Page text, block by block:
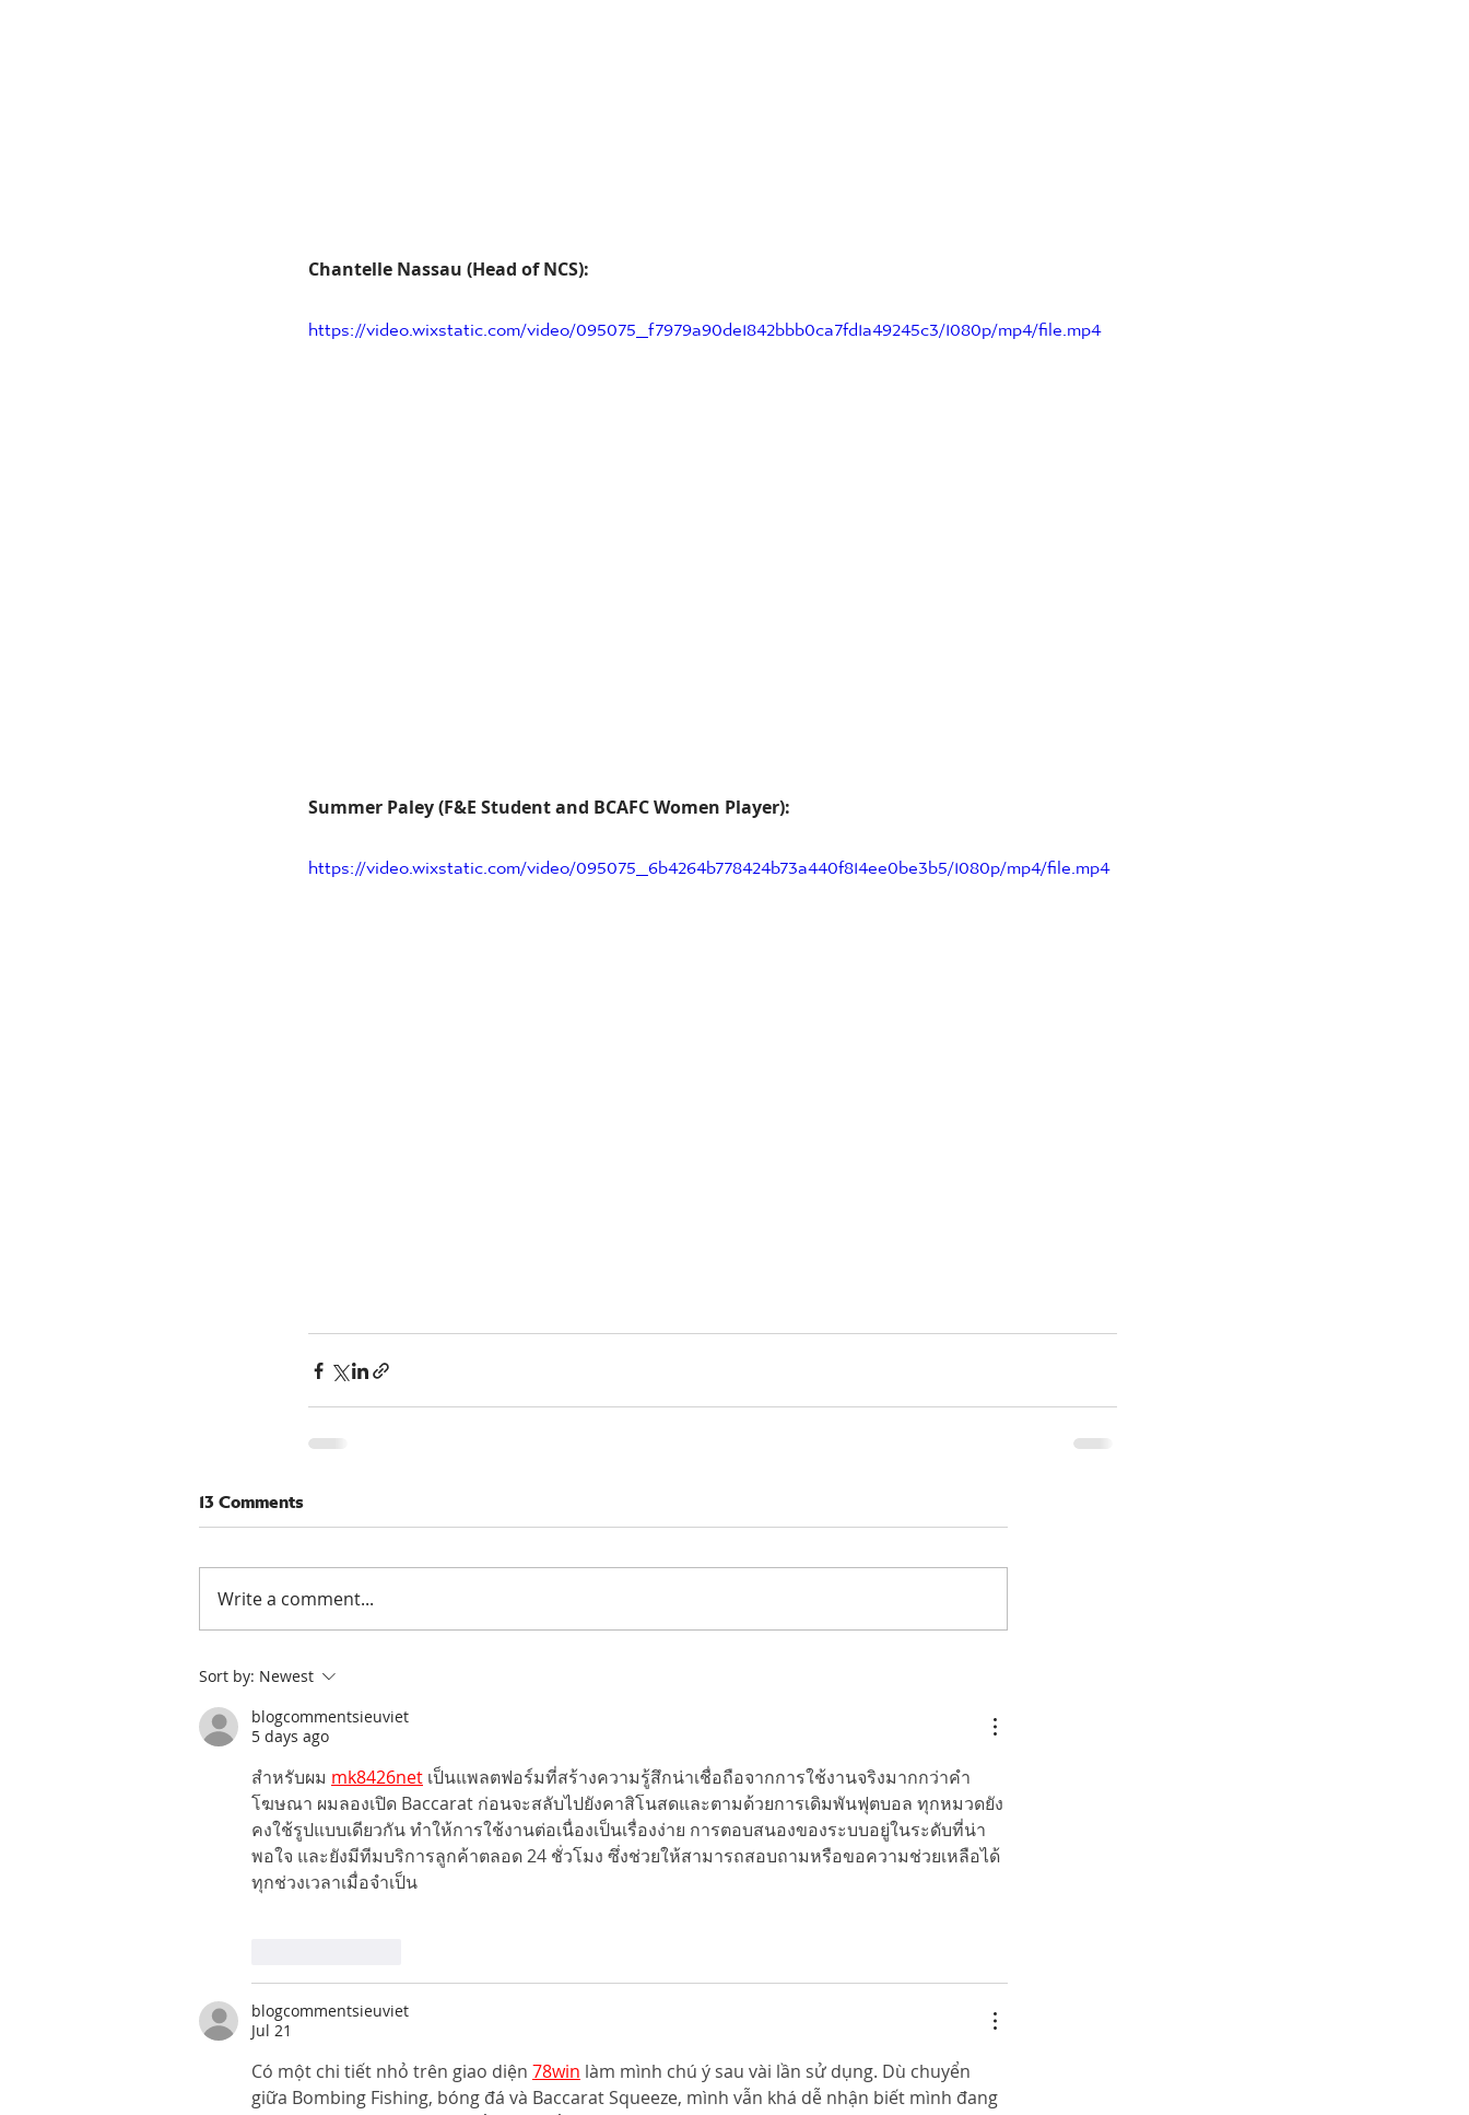
Chantelle Nassau (Head of NCS):
https://video.wixstatic.com/video/095075_f7979a90de1842bbb0ca7fd1a49245c3/1080p/mp4/file.mp4
Summer Paley (F&E Student and BCAFC Women Player):
https://video.wixstatic.com/video/095075_6b4264b778424b73a440f814ee0be3b5/1080p/mp4/file.mp4
13 Comments
Write a comment...
Sort by: Newest
blogcommentsieuviet
5 days ago
สำหรับผม mk8426net เป็นแพลตฟอร์มที่สร้างความรู้สึกน่าเชื่อถือจากการใช้งานจริงมากกว่าคำ
โฆษณา ผมลองเปิด Baccarat ก่อนจะสลับไปยังคาสิโนสดและตามด้วยการเดิมพันฟุตบอล ทุกหมวดยัง
คงใช้รูปแบบเดียวกัน ทำให้การใช้งานต่อเนื่องเป็นเรื่องง่าย การตอบสนองของระบบอยู่ในระดับที่น่า
พอใจ และยังมีทีมบริการลูกค้าตลอด 24 ชั่วโมง ซึ่งช่วยให้สามารถสอบถามหรือขอความช่วยเหลือได้
ทุกช่วงเวลาเมื่อจำเป็น
blogcommentsieuviet
Jul 21
Có một chi tiết nhỏ trên giao diện 78win làm mình chú ý sau vài lần sử dụng. Dù chuyển
giữa Bombing Fishing, bóng đá và Baccarat Squeeze, mình vẫn khá dễ nhận biết mình đang